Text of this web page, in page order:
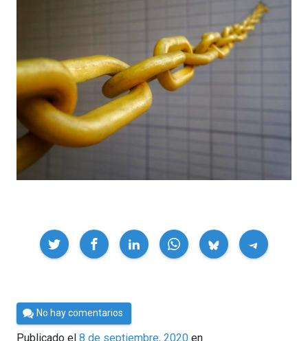
Compartir
Por
César
No hay comentarios
Publicado el 8 de septiembre, 2020 en